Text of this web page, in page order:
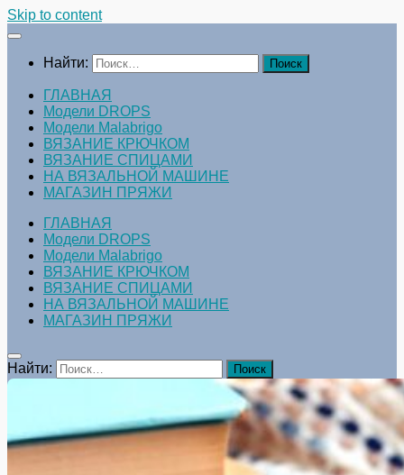
Skip to content
Найти:
ГЛАВНАЯ
Модели DROPS
Модели Malabrigo
ВЯЗАНИЕ КРЮЧКОМ
ВЯЗАНИЕ СПИЦАМИ
НА ВЯЗАЛЬНОЙ МАШИНЕ
МАГАЗИН ПРЯЖИ
ГЛАВНАЯ
Модели DROPS
Модели Malabrigo
ВЯЗАНИЕ КРЮЧКОМ
ВЯЗАНИЕ СПИЦАМИ
НА ВЯЗАЛЬНОЙ МАШИНЕ
МАГАЗИН ПРЯЖИ
Найти: